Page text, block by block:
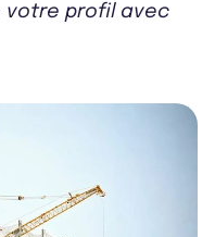
votre profil avec